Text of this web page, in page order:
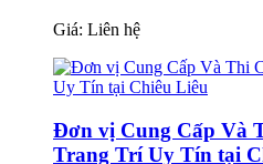
Giá: Liên hệ
Đơn vị Cung Cấp Và
Trang Trí Uy Tín tại